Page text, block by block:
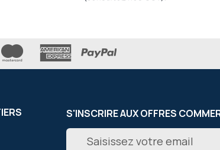
S'INSCRIRE AUX OFFRES
Inscription